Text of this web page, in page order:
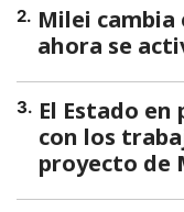
2. Milei cambia
ahora se
3. El Estado en
con los
proyecto de